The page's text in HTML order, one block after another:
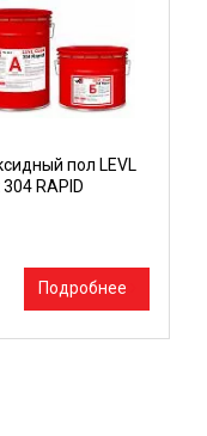
пол LEVL
RAPID
Подробнее